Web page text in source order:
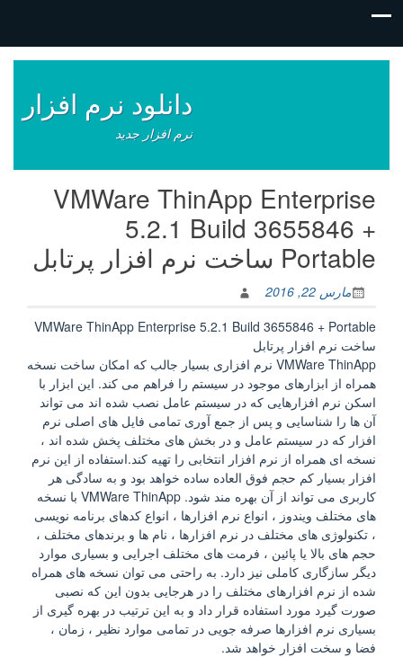
نوشته‌ها
دانلود نرم افزار
نرم افزار جدید
VMWare ThinApp Enterprise
5.2.1 Build 3655846 +
Portable ساخت نرم افزار پرتابل
مارس 22, 2016
VMWare ThinApp Enterprise 5.2.1 Build 3655846 + Portable
ساخت نرم افزار پرتابل
VMWare ThinApp نرم افزاری بسیار جالب که امکان ساخت نسخه
همراه از ابزارهای موجود در سیستم را فراهم می کند. این ابزار با
اسکن نرم افزارهایی که در سیستم عامل نصب شده اند می تواند
آن ها را شناسایی و پس از جمع آوری تمامی فایل های اصلی نرم
افزار که در سیستم عامل و در بخش های مختلف پخش شده اند ،
نسخه ای همراه از نرم افزار انتخابی را تهیه کند.استفاده از این نرم
افزار بسیار کم حجم فوق العاده ساده خواهد بود و به سادگی هر
کاربری می تواند از آن بهره مند شود. VMWare ThinApp با نسخه
های مختلف ویندوز ، انواع نرم افزارها ، انواع کدهای برنامه نویسی
، تکنولوژی های مختلف در نرم افزارها ، نام ها و برندهای مختلف ،
حجم های بالا یا پائین ، فرمت های مختلف اجرایی و بسیاری موارد
دیگر سازگاری کاملی نیز دارد. به راحتی می توان نسخه های همراه
شده از نرم افزارهای مختلف را در هرجایی بدون این که نصبی
صورت گیرد مورد استفاده قرار داد و به این ترتیب در بهره گیری از
بسیاری نرم افزارها صرفه جویی در تمامی موارد نظیر ، زمان ،
فضا و سخت افزار خواهد شد.